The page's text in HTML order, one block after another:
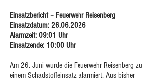
Einsatzbericht – Feuerwehr Reisenberg
Einsatzdatum: 26.06.2026
Alarmzeit: 09:01 Uhr
Einsatzende: 10:00 Uhr
Am 26. Juni wurde die Feuerwehr Reisenberg zu
einem Schadstoffeinsatz alarmiert. Aus bisher